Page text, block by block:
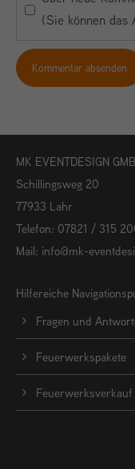
(Sie können das
Kommentar absenden
MK EVENTDESIGN
Schillingsweg 20
77933 Lahr
Telefon: 07821 / 315
Mail: info@mk-
Hilfereiche
Fragen und
Feuerwerkspakete
Feuerwerksverkauf